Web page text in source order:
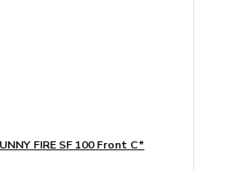
FIRE SF 100 Front C*